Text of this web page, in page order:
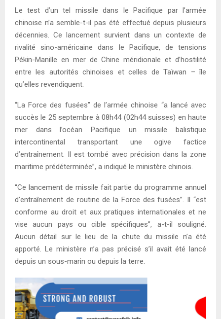
Le test d’un tel missile dans le Pacifique par l’armée
chinoise n’a semble-t-il pas été effectué depuis plusieurs
décennies. Ce lancement survient dans un contexte de
rivalité sino-américaine dans le Pacifique, de tensions
Pékin-Manille en mer de Chine méridionale et d’hostilité
entre les autorités chinoises et celles de Taïwan – île
qu’elles revendiquent.
“La Force des fusées” de l’armée chinoise “a lancé avec
succès le 25 septembre à 08h44 (02h44 suisses) en haute
mer dans l’océan Pacifique un missile balistique
intercontinental transportant une ogive factice
d’entraînement. Il est tombé avec précision dans la zone
maritime prédéterminée”, a indiqué le ministère chinois.
“Ce lancement de missile fait partie du programme annuel
d’entraînement de routine de la Force des fusées”. Il “est
conforme au droit et aux pratiques internationales et ne
vise aucun pays ou cible spécifiques”, a-t-il souligné.
Aucun détail sur le lieu de la chute du missile n’a été
apporté. Le ministère n’a pas précisé s’il avait été lancé
depuis un sous-marin ou depuis la terre.